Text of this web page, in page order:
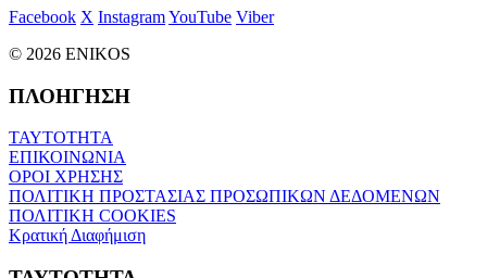
Facebook X InstagramYouTube Viber
© 2026 ENIKOS
ΠΛΟΗΓΗΣΗ
ΤΑΥΤΟΤΗΤΑ
ΕΠΙΚΟΙΝΩΝΙΑ
ΟΡΟΙ ΧΡΗΣΗΣ
ΠΟΛΙΤΙΚΗ ΠΡΟΣΤΑΣΙΑΣ ΠΡΟΣΩΠΙΚΩΝ ΔΕΔΟΜΕΝΩΝ
ΠΟΛΙΤΙΚΗ COOKIES
Κρατική Διαφήμιση